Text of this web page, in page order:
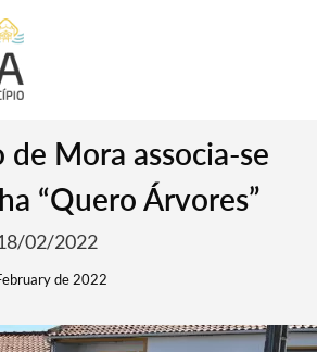
Mora associa-se
“Quero Árvores”
02/2022
de 2022